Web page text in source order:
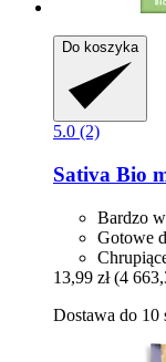
Do koszyka
5.0 (2)
Sativa Bio
Bardzo
Gotowe
13,99 zł (4
Dostawa do 10